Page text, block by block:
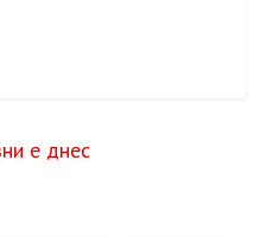
е днес